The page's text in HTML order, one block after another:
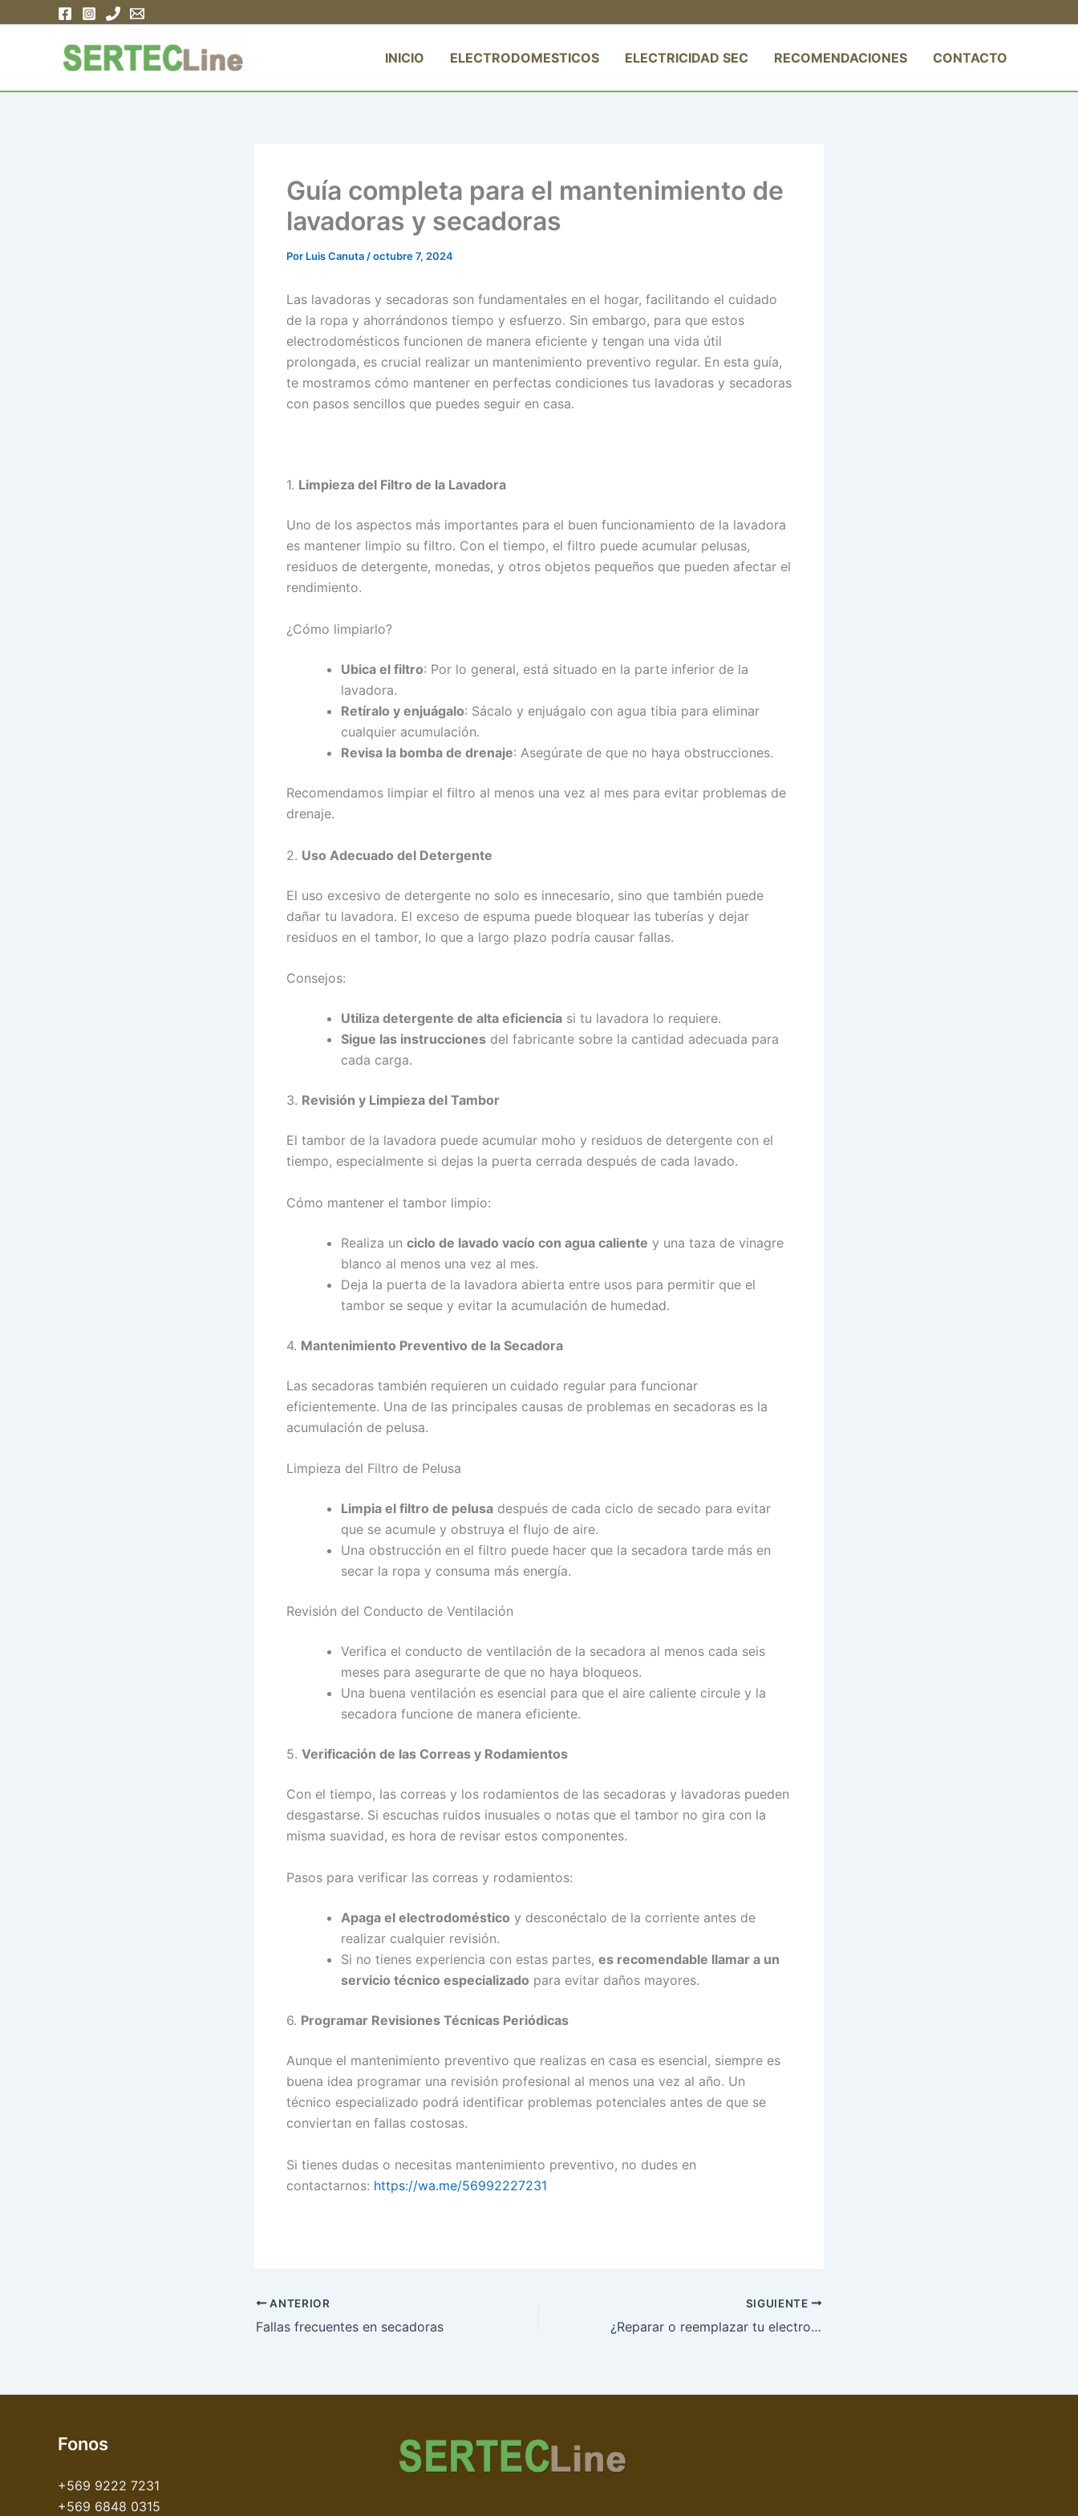
INICIO ELECTRODOMESTICOS ELECTRICIDAD SEC RECOMENDACIONES CONTACTO
Guía completa para el mantenimiento de
lavadoras y secadoras
Por Luis Canuta /octubre 7, 2024
Las lavadoras y secadoras son fundamentales en el hogar, facilitando el cuidado
de la ropa y ahorrándonos tiempo y esfuerzo. Sin embargo, para que estos
electrodomésticos funcionen de manera eficiente y tengan una vida útil
prolongada, es crucial realizar un mantenimiento preventivo regular. En esta guía,
te mostramos cómo mantener en perfectas condiciones tus lavadoras y secadoras
con pasos sencillos que puedes seguir en casa.
1. Limpieza del Filtro de la Lavadora
Uno de los aspectos más importantes para el buen funcionamiento de la lavadora
es mantener limpio su filtro. Con el tiempo, el filtro puede acumular pelusas,
residuos de detergente, monedas, y otros objetos pequeños que pueden afectar el
rendimiento.
¿Cómo limpiarlo?
Ubica el filtro: Por lo general, está situado en la parte inferior de la
lavadora.
Retíralo y enjuágalo: Sácalo y enjuágalo con agua tibia para eliminar
cualquier acumulación.
Revisa la bomba de drenaje: Asegúrate de que no haya obstrucciones.
Recomendamos limpiar el filtro al menos una vez al mes para evitar problemas de
drenaje.
2. Uso Adecuado del Detergente
El uso excesivo de detergente no solo es innecesario, sino que también puede
dañar tu lavadora. El exceso de espuma puede bloquear las tuberías y dejar
residuos en el tambor, lo que a largo plazo podría causar fallas.
Consejos:
Utiliza detergente de alta eficiencia si tu lavadora lo requiere.
Sigue las instrucciones del fabricante sobre la cantidad adecuada para
cada carga.
3. Revisión y Limpieza del Tambor
El tambor de la lavadora puede acumular moho y residuos de detergente con el
tiempo, especialmente si dejas la puerta cerrada después de cada lavado.
Cómo mantener el tambor limpio:
Realiza un ciclo de lavado vacío con agua caliente y una taza de vinagre
blanco al menos una vez al mes.
Deja la puerta de la lavadora abierta entre usos para permitir que el
tambor se seque y evitar la acumulación de humedad.
4. Mantenimiento Preventivo de la Secadora
Las secadoras también requieren un cuidado regular para funcionar
eficientemente. Una de las principales causas de problemas en secadoras es la
acumulación de pelusa.
Limpieza del Filtro de Pelusa
Limpia el filtro de pelusa después de cada ciclo de secado para evitar
que se acumule y obstruya el flujo de aire.
Una obstrucción en el filtro puede hacer que la secadora tarde más en
secar la ropa y consuma más energía.
Revisión del Conducto de Ventilación
Verifica el conducto de ventilación de la secadora al menos cada seis
meses para asegurarte de que no haya bloqueos.
Una buena ventilación es esencial para que el aire caliente circule y la
secadora funcione de manera eficiente.
5. Verificación de las Correas y Rodamientos
Con el tiempo, las correas y los rodamientos de las secadoras y lavadoras pueden
desgastarse. Si escuchas ruidos inusuales o notas que el tambor no gira con la
misma suavidad, es hora de revisar estos componentes.
Pasos para verificar las correas y rodamientos:
Apaga el electrodoméstico y desconéctalo de la corriente antes de
realizar cualquier revisión.
Si no tienes experiencia con estas partes, es recomendable llamar a un
servicio técnico especializado para evitar daños mayores.
6. Programar Revisiones Técnicas Periódicas
Aunque el mantenimiento preventivo que realizas en casa es esencial, siempre es
buena idea programar una revisión profesional al menos una vez al año. Un
técnico especializado podrá identificar problemas potenciales antes de que se
conviertan en fallas costosas.
Si tienes dudas o necesitas mantenimiento preventivo, no dudes en
contactarnos: https://wa.me/56992227231
ANTERIOR
Fallas frecuentes en secadoras
SIGUIENTE
¿Reparar o reemplazar tu electrodoméstico?
Fonos
+569 9222 7231
+569 6848 0315